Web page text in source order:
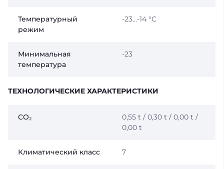
Температурный
режим
-23...-14 °C
Минимальная
температура
-23
ТЕХНОЛОГИЧЕСКИЕ ХАРАКТЕРИСТИКИ
CO₂
0,55 t / 0,30 t / 0,00 t /
0,00 t
Климатический класс 7